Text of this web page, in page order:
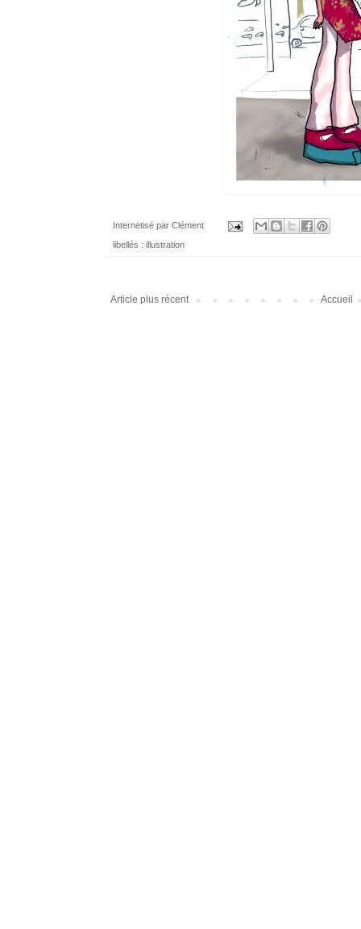
Internetisé par Clément
libellés : illustration
Article plus récent Accueil